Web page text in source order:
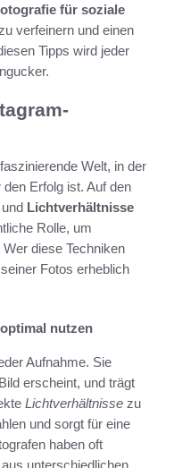
für soziale
verfeinern und einen
Tipps wird jeder
Welt, in der
Erfolg ist. Auf den
und Lichtverhältnisse
Rolle, um
diese Techniken
Fotos erheblich
nutzen
Aufnahme. Sie
erscheint, und trägt
Lichtverhältnisse zu
und sorgt für eine
haben oft
unterschiedlichen